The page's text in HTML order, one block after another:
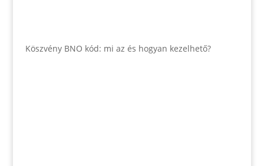
Köszvény BNO kód: mi az és hogyan kezelhető?